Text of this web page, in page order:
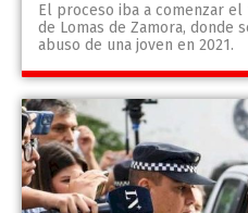
El proceso iba a comenzar
de Lomas de Zamora, donde
abuso de una joven en 2021.